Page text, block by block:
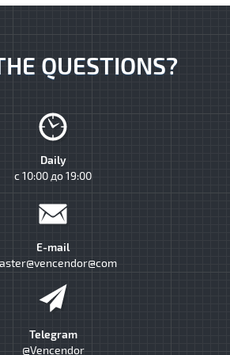
QUESTIONS?
Daily
с 10:00 до 19:00
E-mail
Telegram
@Vencendor